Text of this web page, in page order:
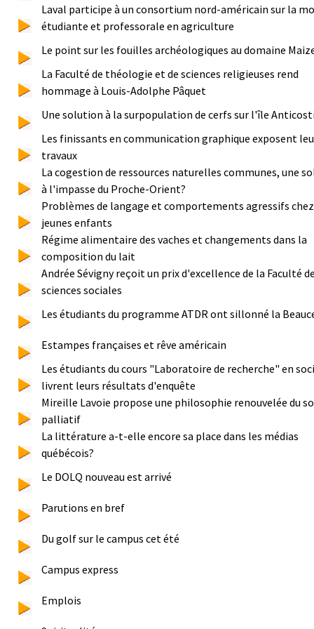
Laval participe à un consortium nord-américain sur la
étudiante et professorale en agriculture
Le point sur les fouilles archéologiques au domaine
La Faculté de théologie et de sciences religieuses rend
hommage à Louis-Adolphe Pâquet
Une solution à la surpopulation de cerfs sur l'île
Les finissants en communication graphique exposent
travaux
La cogestion de ressources naturelles communes, une
à l'impasse du Proche-Orient?
Problèmes de langage et comportements agressifs
jeunes enfants
Régime alimentaire des vaches et changements dans la
composition du lait
Andrée Sévigny reçoit un prix d'excellence de la Faculté
sciences sociales
Les étudiants du programme ATDR ont sillonné la
Estampes françaises et rêve américain
Les étudiants du cours "Laboratoire de recherche" en
livrent leurs résultats d'enquête
Mireille Lavoie propose une philosophie renouvelée du
palliatif
La littérature a-t-elle encore sa place dans les médias
québécois?
Le DOLQ nouveau est arrivé
Parutions en bref
Du golf sur le campus cet été
Campus express
Emplois